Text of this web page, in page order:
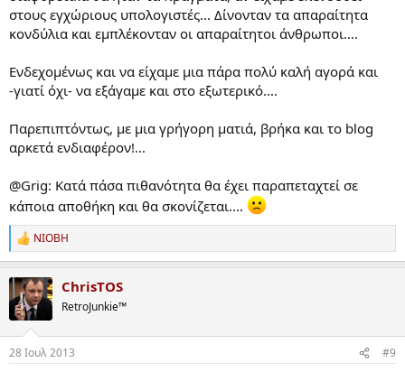
στους εγχώριους υπολογιστές... Δίνονταν τα απαραίτητα
κονδύλια και εμπλέκονταν οι απαραίτητοι άνθρωποι....
Ενδεχομένως και να είχαμε μια πάρα πολύ καλή αγορά και
-γιατί όχι- να εξάγαμε και στο εξωτερικό....
Παρεπιπτόντως, με μια γρήγορη ματιά, βρήκα και το blog
αρκετά ενδιαφέρον!...
@Grig: Κατά πάσα πιθανότητα θα έχει παραπεταχτεί σε
κάποια αποθήκη και θα σκονίζεται....
R
e
c
t
i
s
NIOBH
ChrisTOS
RetroJunkie™
28 Ιουλ 2013 #9